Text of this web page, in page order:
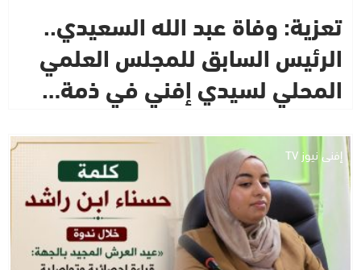
تعزية: وفاة عبد الله السعيدي..
الرئيس السابق للمجلس العلمي
المحلي لسيدي إفني في ذمة…
إفني نيوز TV